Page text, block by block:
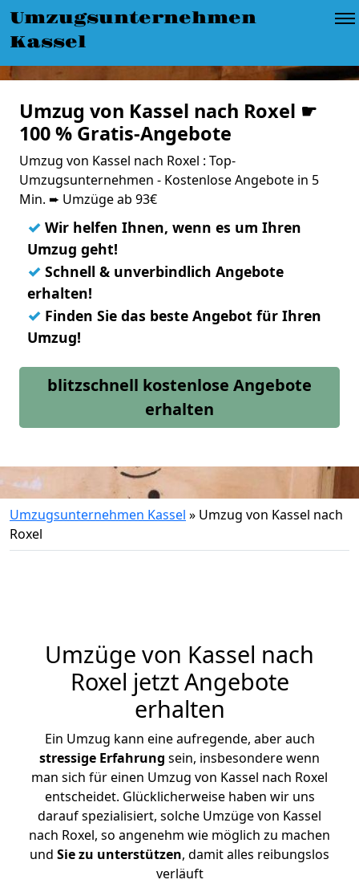
Umzugsunternehmen
Kassel
Umzug von Kassel nach Roxel ☛
100 % Gratis-Angebote
Umzug von Kassel nach Roxel : Top-
Umzugsunternehmen - Kostenlose Angebote in 5
Min. ➨ Umzüge ab 93€
✓ Wir helfen Ihnen, wenn es um Ihren
Umzug geht!
✓ Schnell & unverbindlich Angebote
erhalten!
✓ Finden Sie das beste Angebot für Ihren
Umzug!
blitzschnell kostenlose Angebote
erhalten
Umzugsunternehmen Kassel » Umzug von Kassel nach
Roxel
Umzüge von Kassel nach
Roxel jetzt Angebote
erhalten
Ein Umzug kann eine aufregende, aber auch
stressige Erfahrung sein, insbesondere wenn
man sich für einen Umzug von Kassel nach Roxel
entscheidet. Glücklicherweise haben wir uns
darauf spezialisiert, solche Umzüge von Kassel
nach Roxel, so angenehm wie möglich zu machen
und Sie zu unterstützen, damit alles reibungslos
verläuft